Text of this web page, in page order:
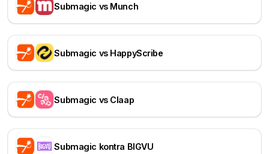
Submagic vs Munch
Submagic vs HappyScribe
Submagic vs Claap
Submagic kontra BIGVU